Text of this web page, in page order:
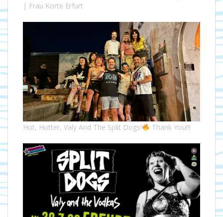
| Frau Korte Erfurt
Hot, Hotter, Valy And The Split Dogs! Thank You!!!